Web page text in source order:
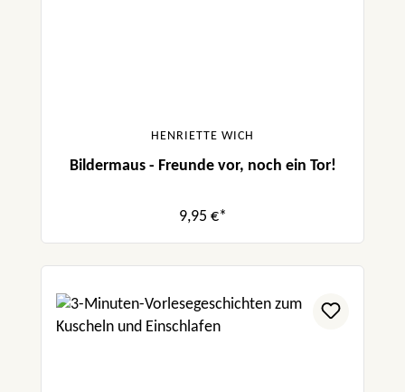
HENRIETTE WICH
Bildermaus - Freunde vor, noch ein Tor!
9,95 €*